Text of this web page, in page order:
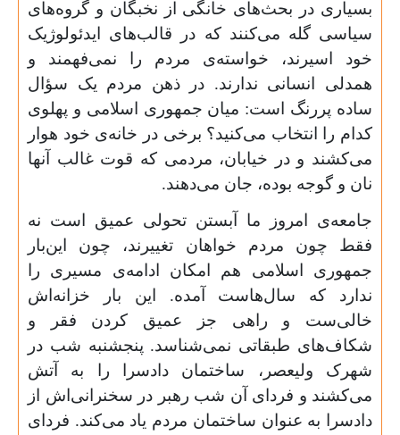
بسیاری در بحث‌های خانگی از نخبگان و گروه‌های
سیاسی گله می‌کنند که در قالب‌های ایدئولوژیک
خود اسیرند، خواسته‌‌ی مردم را نمی‌فهمند و
همدلی انسانی ندارند. در ذهن مردم یک سؤال
ساده پررنگ است: میان جمهوری اسلامی و پهلوی
کدام را انتخاب می‌کنید؟ برخی در خانه‌ی خود هوار
می‌کشند و در خیابان، مردمی که قوت غالب آنها
نان و گوجه بوده، جان می‌دهند.
جامعه‌ی امروز ما آبستن تحولی عمیق است نه
فقط چون مردم خواهان تغییرند، چون این‌بار
جمهوری اسلامی هم امکان ادامه‌ی مسیری را
ندارد که سال‌هاست آمده. این بار خزانه‌اش
خالی‌ست و راهی جز عمیق کردن فقر و
شکاف‌های طبقاتی نمی‌شناسد. پنجشنبه شب در
شهرک ولیعصر، ساختمان دادسرا را به آتش
می‌کشند و فردای آن شب رهبر در سخنرانی‌اش از
دادسرا به عنوان ساختمان مردم یاد می‌کند. فردای